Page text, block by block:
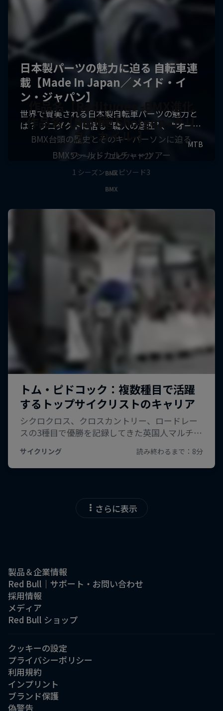
作品名【Raditudes -BMX進化
論-】
BMX台頭の歴史とそのキーパーソンに迫る
3 シーズン · エピソード27
BMX
作品名【Riding Shotgun -クリ
ス・カイル-】
BMXワールドカルチャーツアー
1 シーズン · エピソード3
BMX
さらに表示